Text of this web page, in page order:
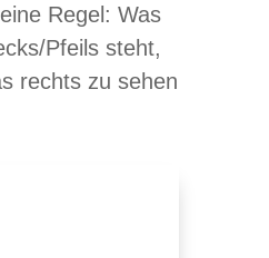
Regel: Was
​Pfeils steht,
rechts zu sehen